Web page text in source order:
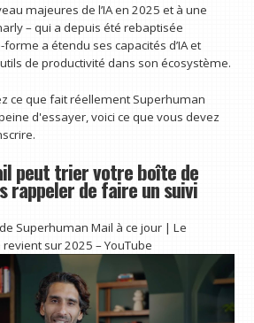
majeures de l’IA en 2025 et à une
– qui a depuis été rebaptisée
a étendu ses capacités d’IA et
de productivité dans son écosystème.
ce que fait réellement Superhuman
d'essayer, voici ce que vous devez
peut trier votre boîte de
rappeler de faire un suivi
Superhuman Mail à ce jour | Le
sur 2025 – YouTube